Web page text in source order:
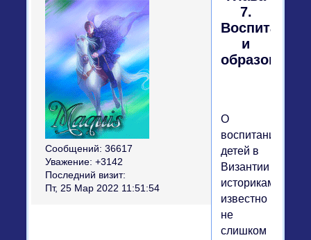
Сообщений: 36617
Уважение: +3142
Последний визит:
Пт, 25 Мар 2022 11:51:54
7.
Воспитание
и
образование
О
воспитании
детей в
Византии
историкам
известно
не
слишком